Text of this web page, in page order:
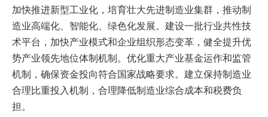
加快推进新型工业化，培育壮大先进制造业集群，推动制
造业高端化、智能化、绿色化发展。建设一批行业共性技
术平台，加快产业模式和企业组织形态变革，健全提升优
势产业领先地位体制机制。优化重大产业基金运作和监管
机制，确保资金投向符合国家战略要求。建立保持制造业
合理比重投入机制，合理降低制造业综合成本和税费负
担。